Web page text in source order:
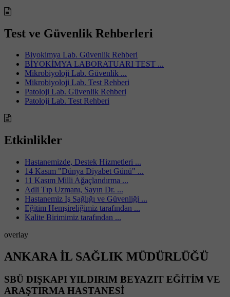
Test ve Güvenlik Rehberleri
Biyokimya Lab. Güvenlik Rehberi
BİYOKİMYA LABORATUARI TEST ...
Mikrobiyoloji Lab. Güvenlik ...
Mikrobiyoloji Lab. Test Rehberi
Patoloji Lab. Güvenlik Rehberi
Patoloji Lab. Test Rehberi
Etkinlikler
Hastanemizde, Destek Hizmetleri ...
14 Kasım "Dünya Diyabet Günü" ...
11 Kasım Milli Ağaçlandırma ...
Adli Tıp Uzmanı, Sayın Dr. ...
Hastanemiz İş Sağlığı ve Güvenliği ...
Eğitim Hemşireliğimiz tarafından ...
Kalite Birimimiz tarafından ...
overlay
ANKARA İL SAĞLIK MÜDÜRLÜĞÜ
SBÜ DIŞKAPI YILDIRIM BEYAZIT EĞİTİM VE
ARAŞTIRMA HASTANESİ